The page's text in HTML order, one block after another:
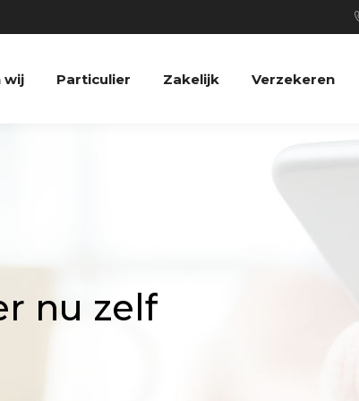
wij Particulier Zakelijk Verzekeren
nu zelf